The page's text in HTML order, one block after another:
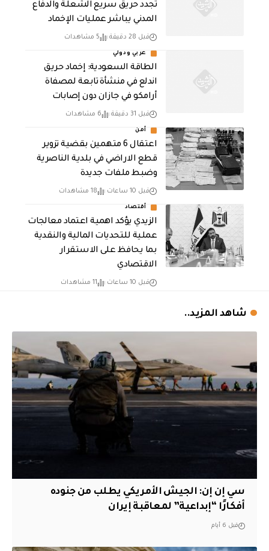
تجدد حريق سريع الشعلة والدفاع
المدني يباشر عمليات الإخماد
قبل 28 دقيقة 5 مشاهدات
عربي ودولي
‏الطاقة السعودية: إخماد حريق
اندلع في منشأة تابعة لمصفاة
أرامكو في جازان دون إصابات
قبل 31 دقيقة 6 مشاهدات
أمن
اعتقال 6 متهمين بقضية تزوير
قطع الاراضي في بلدية الناصرية
وضبط ملفات جديدة
قبل 10 ساعات 18 مشاهدات
أقتصاد
الزيدي يؤكد اهمية اعتماد معالجات
عملية للتحديات المالية والنقدية
بما يحافظ على الاستقرار
الاقتصادي
قبل 10 ساعات 11 مشاهدات
شاهد المزيد..
سي إن إن: الجيش الأمريكي يطلب من جنوده
أفكارًا “إبداعية” لمعاقبة إيران
قبل 6 أيام